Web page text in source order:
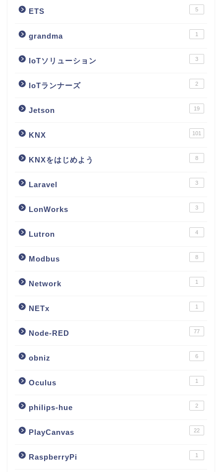
ETS 5
grandma 1
IoTソリューション 3
IoTランナーズ 2
Jetson 19
KNX 101
KNXをはじめよう 8
Laravel 3
LonWorks 3
Lutron 4
Modbus 8
Network 1
NETx 1
Node-RED 77
obniz 6
Oculus 1
philips-hue 2
PlayCanvas 22
RaspberryPi 1